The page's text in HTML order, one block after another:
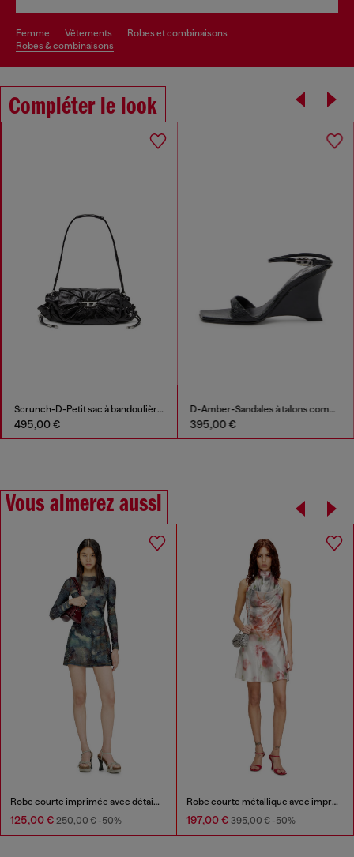
femme vêtements
robes et combinaisons
robes & combinaisons
Compléter le look
Scrunch-D-Petit sac à bandoulière en cuir froissé
495,00 €
D-Amber-Sandales à talons compensés en cuir effet lézard
395,00 €
Vous aimerez aussi
Robe courte imprimée avec détails en cristal
125,00 € 250,00 €-50%
Robe courte métallique avec imprimé de roses floues
197,00 € 395,00 €-50%